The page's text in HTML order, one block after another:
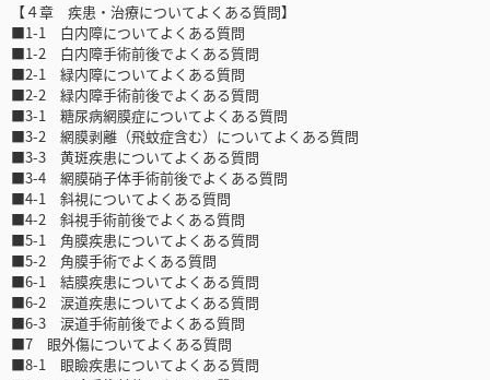
【４章 疾患・治療についてよくある質問】
■1-1 白内障についてよくある質問
■1-2 白内障手術前後でよくある質問
■2-1 緑内障についてよくある質問
■2-2 緑内障手術前後でよくある質問
■3-1 糖尿病網膜症についてよくある質問
■3-2 網膜剥離（飛蚊症含む）についてよくある質問
■3-3 黄斑疾患についてよくある質問
■3-4 網膜硝子体手術前後でよくある質問
■4-1 斜視についてよくある質問
■4-2 斜視手術前後でよくある質問
■5-1 角膜疾患についてよくある質問
■5-2 角膜手術でよくある質問
■6-1 結膜疾患についてよくある質問
■6-2 涙道疾患についてよくある質問
■6-3 涙道手術前後でよくある質問
■7 眼外傷についてよくある質問
■8-1 眼瞼疾患についてよくある質問